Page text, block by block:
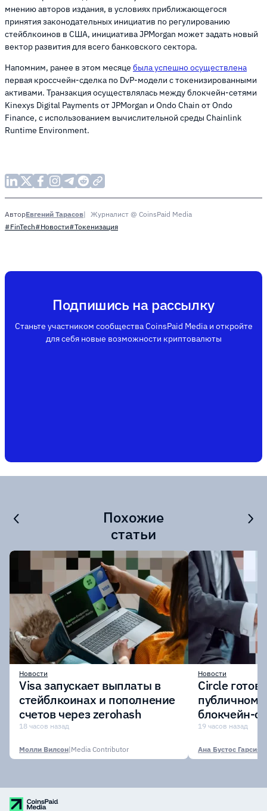
мнению авторов издания, в условиях приближающегося
принятия законодательных инициатив по регулированию
стейблкоинов в США, инициатива JPMorgan может задать новый
вектор развития для всего банковского сектора.
Напомним, ранее в этом месяце была успешно осуществлена
первая кроссчейн-сделка по DvP-модели с токенизированными
активами. Транзакция осуществлялась между блокчейн-сетями
Kinexys Digital Payments от JPMorgan и Ondo Chain от Ondo
Finance, с использованием вычислительной среды Chainlink
Runtime Environment.
АвторЕвгений Тарасов
Журналист @ CoinsPaid Media
#FinTech#Новости#Токенизация
Подпишись на рассылку
Станьте участником сообщества CoinsPaid Media и откройте
для себя новые возможности криптовалюты
Похожие
статьи
Новости
Visa запускает выплаты в
стейблкоинах и пополнение
счетов через zerohash
18 часов назад
Молли Вилсон|Media Contributor
Новости
Circle
публичному
блокчейн-
участии
19 часов назад
Ана Бустос Гарсия